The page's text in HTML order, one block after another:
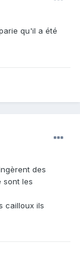
qu'il a été
des
sont les
cailloux ils